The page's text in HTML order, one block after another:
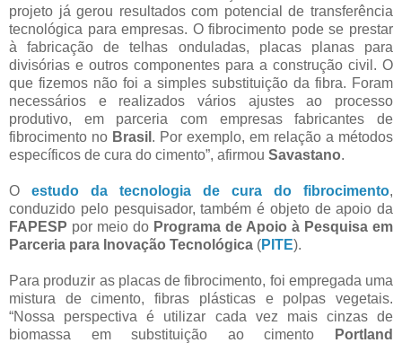
projeto já gerou resultados com potencial de transferência
tecnológica para empresas. O fibrocimento pode se prestar
à fabricação de telhas onduladas, placas planas para
divisórias e outros componentes para a construção civil. O
que fizemos não foi a simples substituição da fibra. Foram
necessários e realizados vários ajustes ao processo
produtivo, em parceria com empresas fabricantes de
fibrocimento no Brasil . Por exemplo, em relação a métodos
específicos de cura do cimento”, afirmou Savastano.
O estudo da tecnologia de cura do fibrocimento,
conduzido pelo pesquisador, também é objeto de apoio da
FAPESP por meio do Programa de Apoio à Pesquisa em
Parceria para Inovação Tecnológica (PITE).
Para produzir as placas de fibrocimento, foi empregada uma
mistura de cimento, fibras plásticas e polpas vegetais.
“Nossa perspectiva é utilizar cada vez mais cinzas de
biomassa em substituição ao cimento
Portland